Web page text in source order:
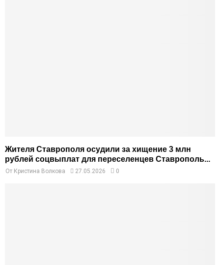
Жителя Ставрополя осудили за хищение 3 млн
рублей соцвыплат для переселенцев Ставрополь...
От Кристина Волкова 27.05.2026 0